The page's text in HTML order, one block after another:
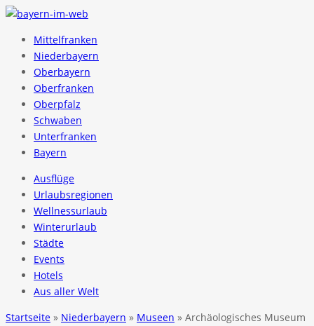
Mittelfranken
Niederbayern
Oberbayern
Oberfranken
Oberpfalz
Schwaben
Unterfranken
Bayern
Ausflüge
Urlaubsregionen
Wellnessurlaub
Winterurlaub
Städte
Events
Hotels
Aus aller Welt
Startseite » Niederbayern » Museen » Archäologisches Museum